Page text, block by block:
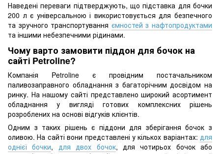
Наведені переваги підтверджують, що підставка для бочки
200 л є універсальною і використовується для безпечного
та зручного транспортування ємностей з нафтопродуктами
та іншими небезпечними рідинами.
Чому варто замовити піддон для бочок на
сайті Petroline?
Компанія Petroline є провідним постачальником
паливозаправного обладнання з багаторічним досвідом на
ринку. На нашому сайті представлено широкий асортимент
обладнання у вигляді готових комплексних рішень
розроблених на основі відгуків клієнтів.
Одним з таких рішень є піддони для зберігання бочок з
оливою. На сайті вони представлені у кількох варіантах: для
однієї бочки, для двох бочок, для чотирьох бочок або